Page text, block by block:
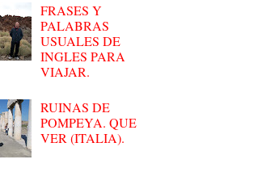
FRASES Y
PALABRAS
USUALES DE
INGLES PARA
VIAJAR.
RUINAS DE
POMPEYA. QUE
VER (ITALIA).